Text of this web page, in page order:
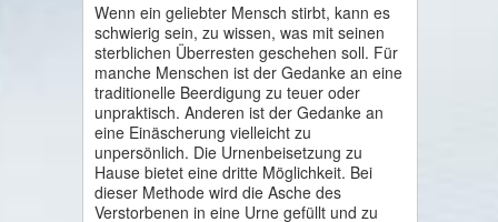
Wenn ein geliebter Mensch stirbt, kann es
schwierig sein, zu wissen, was mit seinen
sterblichen Überresten geschehen soll. Für
manche Menschen ist der Gedanke an eine
traditionelle Beerdigung zu teuer oder
unpraktisch. Anderen ist der Gedanke an
eine Einäscherung vielleicht zu
unpersönlich. Die Urnenbeisetzung zu
Hause bietet eine dritte Möglichkeit. Bei
dieser Methode wird die Asche des
Verstorbenen in eine Urne gefüllt und zu